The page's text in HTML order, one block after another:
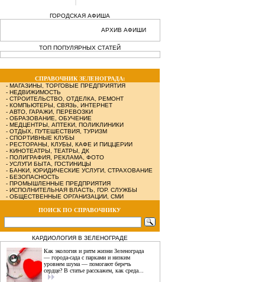
ГОРОДСКАЯ АФИША
АРХИВ АФИШИ
ТОП ПОПУЛЯРНЫХ СТАТЕЙ
СПРАВОЧНИК ЗЕЛЕНОГРАДА:
- МАГАЗИНЫ, ТОРГОВЫЕ ПРЕДПРИЯТИЯ
- НЕДВИЖИМОСТЬ
- СТРОИТЕЛЬСТВО, ОТДЕЛКА, РЕМОНТ
- КОМПЬЮТЕРЫ, СВЯЗЬ, ИНТЕРНЕТ
- АВТО, ГАРАЖИ, ПЕРЕВОЗКИ
- ОБРАЗОВАНИЕ, ОБУЧЕНИЕ
- МЕДЦЕНТРЫ, АПТЕКИ, ПОЛИКЛИНИКИ
- ОТДЫХ, ПУТЕШЕСТВИЯ, ТУРИЗМ
- СПОРТИВНЫЕ КЛУБЫ
- РЕСТОРАНЫ, КЛУБЫ, КАФЕ И ПИЦЦЕРИИ
- КИНОТЕАТРЫ, ТЕАТРЫ, ДК
- ПОЛИГРАФИЯ, РЕКЛАМА, ФОТО
- УСЛУГИ БЫТА, ГОСТИНИЦЫ
- БАНКИ, ЮРИДИЧЕСКИЕ УСЛУГИ, СТРАХОВАНИЕ
- БЕЗОПАСНОСТЬ
- ПРОМЫШЛЕННЫЕ ПРЕДПРИЯТИЯ
- ИСПОЛНИТЕЛЬНАЯ ВЛАСТЬ, ГОР. СЛУЖБЫ
- ОБЩЕСТВЕННЫЕ ОРГАНИЗАЦИИ, СМИ
ПОИСК ПО СПРАВОЧНИКУ
КАРДИОЛОГИЯ В ЗЕЛЕНОГРАДЕ
Как экология и ритм жизни Зеленограда
— города‑сада с парками и низким
уровнем шума — помогают беречь
сердце? В статье расскажем, как среда...